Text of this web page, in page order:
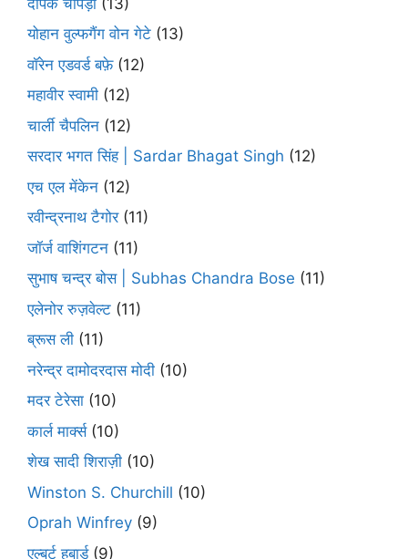
योहान वुल्फगैंग वोन गेटे (13)
वॉरेन एडवर्ड बफ़े(12)
महावीर स्वामी (12)
चार्ली चैपलिन (12)
सरदार भगत सिंह | Sardar Bhagat Singh (12)
एच एल मेंकेन (12)
रवीन्द्रनाथ टैगोर(11)
जॉर्ज वाशिंगटन (11)
सुभाष चन्द्र बोस | Subhas Chandra Bose (11)
एलेनोर रुज़वेल्ट (11)
ब्रूस ली (11)
नरेन्द्र दामोदरदास मोदी (10)
मदर टेरेसा (10)
कार्ल मार्क्स(10)
शेख सादी शिराज़ी (10)
Winston S. Churchill (10)
Oprah Winfrey (9)
एल्बर्ट हबार्ड(9)